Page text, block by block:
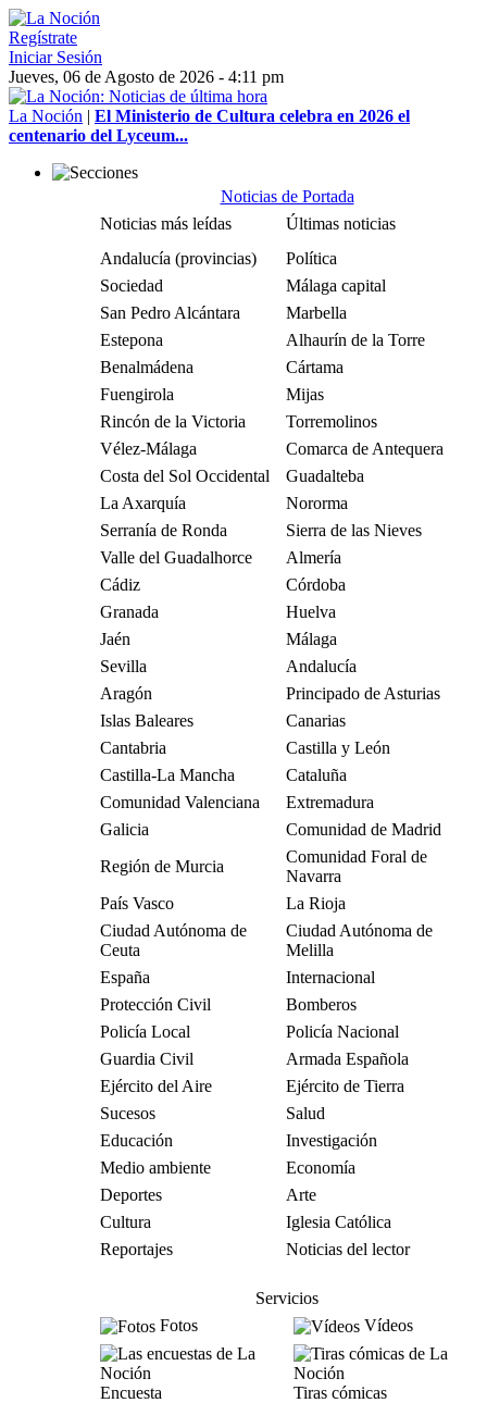
Regístrate
Iniciar Sesión
Jueves, 06 de Agosto de 2026 - 4:11 pm
La Noción | El Ministerio de Cultura celebra en 2026 el
centenario del Lyceum...
Noticias de Portada
Noticias más leídas
Últimas noticias
Andalucía (provincias)
Política
Sociedad
Málaga capital
San Pedro Alcántara
Marbella
Estepona
Alhaurín de la Torre
Benalmádena
Cártama
Fuengirola
Mijas
Rincón de la Victoria
Torremolinos
Vélez-Málaga
Comarca de Antequera
Costa del Sol Occidental
Guadalteba
La Axarquía
Nororma
Serranía de Ronda
Sierra de las Nieves
Valle del Guadalhorce
Almería
Cádiz
Córdoba
Granada
Huelva
Jaén
Málaga
Sevilla
Andalucía
Aragón
Principado de Asturias
Islas Baleares
Canarias
Cantabria
Castilla y León
Castilla-La Mancha
Cataluña
Comunidad Valenciana
Extremadura
Galicia
Comunidad de Madrid
Región de Murcia
Comunidad Foral de
Navarra
País Vasco
La Rioja
Ciudad Autónoma de
Ceuta
Ciudad Autónoma de
Melilla
España
Internacional
Protección Civil
Bomberos
Policía Local
Policía Nacional
Guardia Civil
Armada Española
Ejército del Aire
Ejército de Tierra
Sucesos
Salud
Educación
Investigación
Medio ambiente
Economía
Deportes
Arte
Cultura
Iglesia Católica
Reportajes
Noticias del lector
Servicios
Fotos
Vídeos
Encuesta Tiras cómicas